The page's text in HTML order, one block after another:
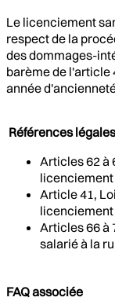
Le licenciement
respect de la
des dommages-
barème de l'article
année
Références légales
Articles 62 à
Article 41,
Articles 66 à
salarié à la
FAQ associée